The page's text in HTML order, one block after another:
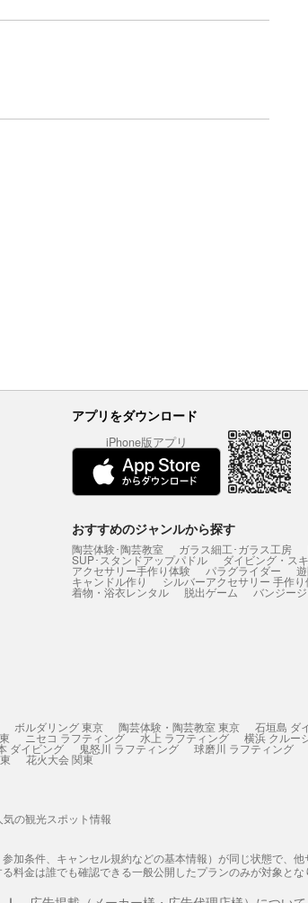
アプリをダウンロード
iPhone版アプリ
おすすめのジャンルから探す
陶芸体験･陶芸教室 ガラス細工･ガラス工房
SUP･スタンドアップパドル ダイビング・ス
アクセサリー手作り体験 パラグライダー
キャンドル作り シルバーアクセサリー 手作
着物・浴衣レンタル 脱出ゲーム バンジー
ボルダリング 東京 陶芸体験・陶芸教室 東京 石垣島 ダ
ニセコ ラフティング 水上 ラフティング 横浜 クルー
ダイビング 鬼怒川 ラフティング 球磨川 ラフティング
花火大会 関東
気の観光スポット情報
加条件、キャンセル規約などの基本情報）が同じ状態で、
金は誰でも確認できる一般公開したプランのみが対象とな